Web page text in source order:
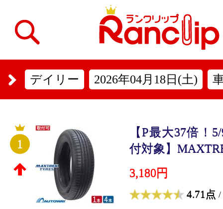
デイリー 2026年04月18日(土)
1
【P最大37倍！
付対象】
3,180円
4.71点 /